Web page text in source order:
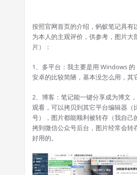
按照官网首页的介绍，蚂蚁笔记具有
为本人的主观评价，供参考，图片大
片）：
1、多平台：我主要是用 Windows 的
安卓的比较简陋，基本没怎么用，其
2、博客：笔记能一键分享成为博文
观看，可以拷贝到其它平台编辑器（
号），图片都能顺利被转存（我自己
拷到微信公众号后台，图片经常会转
好用的。